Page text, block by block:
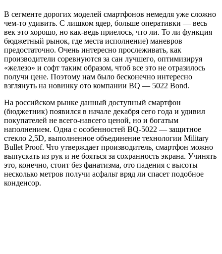
В сегменте дорогих моделей смартфонов немедля уже сложно
чем-то удивить. С лишком ядер, больше оперативки — весь
век это хорошо, но как-ведь приелось, что ли. То ли функция
бюджетный рынок, где места исполнение) маневров
предостаточно. Очень интересно прослеживать, как
производители соревнуются за сан лучшего, оптимизируя
«железо» и софт таким образом, чтоб все это не отразилось
получи цене. Поэтому нам было бесконечно интересно
взглянуть на новинку ото компании BQ — 5022 Bond.
На российском рынке данный доступный смартфон
(бюджетник) появился в начале декабря сего года и удивил
покупателей не всего-навсего ценой, но и богатым
наполнением. Одна с особенностей BQ-5022 — защитное
стекло 2,5D, выполненное объединение технологии Military
Bullet Proof. Что утверждает производитель, смартфон можно
выпускать из рук и не бояться за сохранность экрана. Учинять
это, конечно, стоит без фанатизма, ото падения с высоты
несколько метров получи асфальт вряд ли спасет подобное
конденсор.